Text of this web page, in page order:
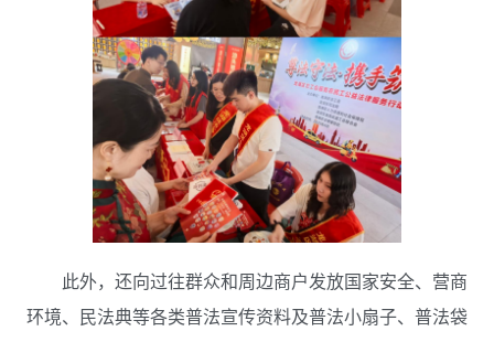
此外，还向过往群众和周边商户发放国家安全、营商
环境、民法典等各类普法宣传资料及普法小扇子、普法袋